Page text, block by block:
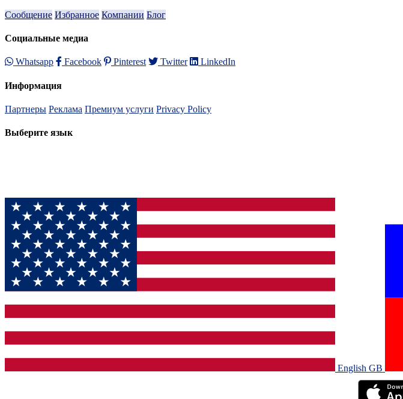
Сообщение Избранное Компании Блог
Социальные медиа
Whatsapp Facebook Pinterest Twitter LinkedIn
Информация
Партнеры Реклама Премиум услуги Privacy Policy
Выберите язык
English GB‎